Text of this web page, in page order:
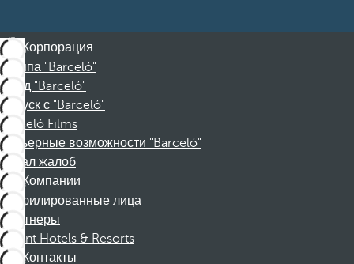
Корпорация
Группа "Barceló"
Фонд "Barceló"
Отпуск с "Barceló"
Barceló Films
Карьерные возможности "Barceló"
Канал жалоб
Компании
Аффилированные лица
Партнеры
Dorint Hotels & Resorts
Контакты